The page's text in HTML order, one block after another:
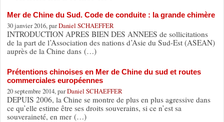
Mer de Chine du Sud. Code de conduite : la grande chimère
30 janvier 2016, parDaniel SCHAEFFER
INTRODUCTION APRES BIEN DES ANNEES de sollicitations
de la part de l’Association des nations d’Asie du Sud-Est (ASEAN)
auprès de la Chine dans (…)
Prétentions chinoises en Mer de Chine du sud et routes
commerciales européennes
20 septembre 2014, parDaniel SCHAEFFER
DEPUIS 2006, la Chine se montre de plus en plus agressive dans
ce qu’elle estime être ses droits souverains, si ce n’est sa
souveraineté, en mer (…)